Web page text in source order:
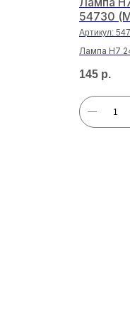
54730
Артикул:
Лампа H7
145 р.